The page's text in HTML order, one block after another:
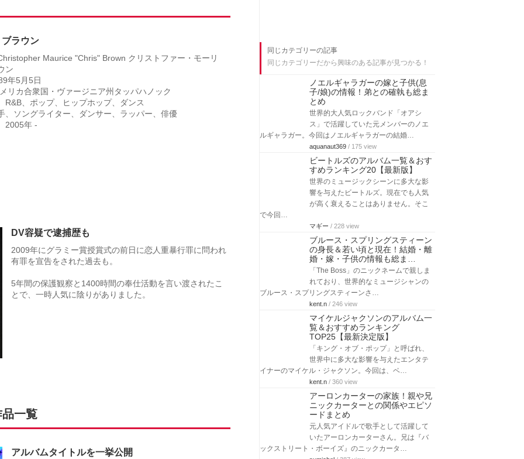
ラウン
Maurice "Chris" Brown クリストファー・モーリ
ン
年5月5日
リカ合衆国・ヴァージニア州タッパハノック
、ポップ、ヒップホップ、ダンス
ソングライター、ダンサー、ラッパー、俳優
2005年 -
DV容疑で逮捕歴も
2009年にグラミー賞授賞式の前日に恋人重暴行罪に問われ
有罪を宣告をされた過去も。
5年間の保護観察と1400時間の奉仕活動を言い渡されたこ
とで、一時人気に陰りがありました。
一覧
アルバムタイトルを一挙公開
同じカテゴリーの記事
同じカテゴリーだから興味のある記事が見つかる！
ノエルギャラガーの嫁と子供(息
子/娘)の情報！弟との確執も総ま
とめ
世界的大人気ロックバンド「オアシ
ス」で活躍していた元メンバーのノエ
ルギャラガー。今回はノエルギャラガーの結婚…
aquanaut369 / 175 view
ビートルズのアルバム一覧＆おす
すめランキング20【最新版】
世界のミュージックシーンに多大な影
響を与えたビートルズ。現在でも人気
が高く衰えることはありません。そこ
で今回…
マギー / 228 view
ブルース・スプリングスティーン
の身長＆若い頃と現在！結婚・離
婚・嫁・子供の情報も総ま…
「The Boss」のニックネームで親しま
れており、世界的なミュージシャンの
ブルース・スプリングスティーンさ…
kent.n / 246 view
マイケルジャクソンのアルバム一
覧＆おすすめランキング
TOP25【最新決定版】
「キング・オブ・ポップ」と呼ばれ、
世界中に多大な影響を与えたエンタテ
イナーのマイケル・ジャクソン。今回は、ベ…
kent.n / 360 view
アーロンカーターの家族！親や兄
ニックカーターとの関係やエピソ
ードまとめ
元人気アイドルで歌手として活躍して
いたアーロンカーターさん。兄は『バ
ックストリート・ボーイズ』のニックカータ…